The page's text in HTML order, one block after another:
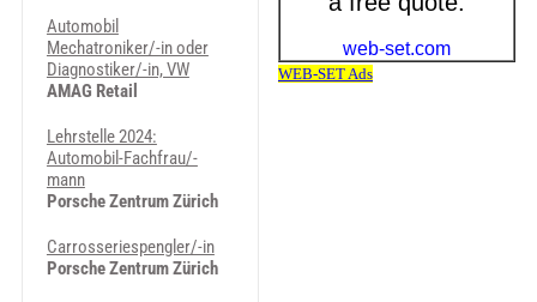
Automobil
Mechatroniker/-in oder
Diagnostiker/-in, VW
AMAG Retail
Lehrstelle 2024:
Automobil-Fachfrau/-
mann
Porsche Zentrum Zürich
Carrosseriespengler/-in
Porsche Zentrum Zürich